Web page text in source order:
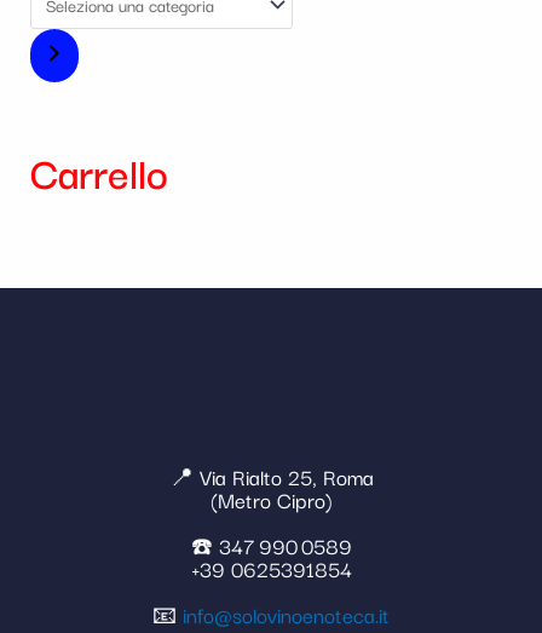
Carrello
📍 Via Rialto 25, Roma
(Metro Cipro)
☎️ 347 990 0589
+39 0625391854
📧 info@solovinoenoteca.it